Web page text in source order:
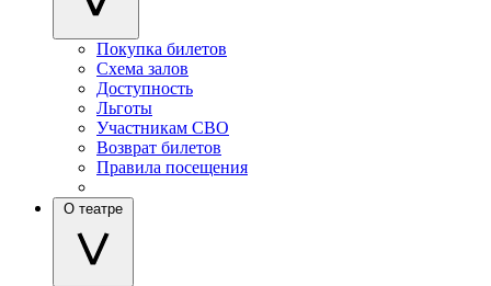
Покупка билетов
Схема залов
Доступность
Льготы
Участникам СВО
Возврат билетов
Правила посещения
О театре